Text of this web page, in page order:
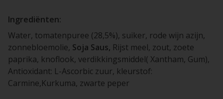
Ingrediënten:
Water, tomatenpuree (28,5%), suiker, rode wijn azijn,
zonnebloemolie, Soja Saus, Rijst meel, zout, zoete
paprika, knoflook, verdikkingsmiddel( Xantham, Gum),
Antioxidant: L-Ascorbic zuur, kleurstof:
Carmine,Kurkuma, zwarte peper